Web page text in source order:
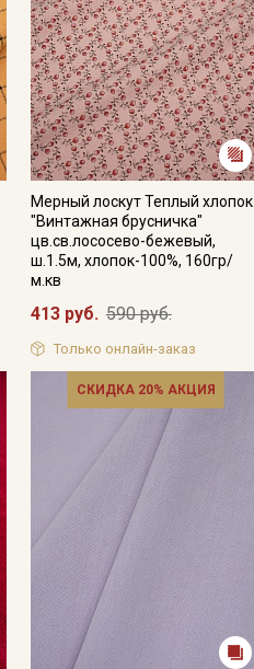
Мерный лоскут Теплый хлопок
"Винтажная брусничка"
цв.св.лососево-бежевый,
ш.1.5м, хлопок-100%, 160гр/
м.кв
413 руб. 590 руб.
Только онлайн-заказ
СКИДКА 20% АКЦИЯ